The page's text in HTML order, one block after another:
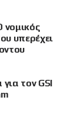
νομικός
υπερέχει
τον GSI